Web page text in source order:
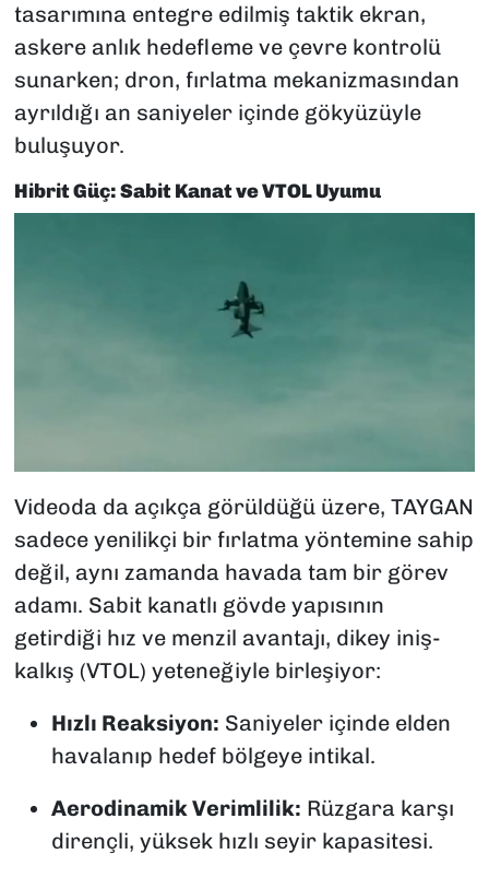
tasarımına entegre edilmiş taktik ekran,
askere anlık hedefleme ve çevre kontrolü
sunarken; dron, fırlatma mekanizmasından
ayrıldığı an saniyeler içinde gökyüzüyle
buluşuyor.
Hibrit Güç: Sabit Kanat ve VTOL Uyumu
Videoda da açıkça görüldüğü üzere, TAYGAN
sadece yenilikçi bir fırlatma yöntemine sahip
değil, aynı zamanda havada tam bir görev
adamı. Sabit kanatlı gövde yapısının
getirdiği hız ve menzil avantajı, dikey iniş-
kalkış (VTOL) yeteneğiyle birleşiyor:
Hızlı Reaksiyon: Saniyeler içinde elden
havalanıp hedef bölgeye intikal.
Aerodinamik Verimlilik: Rüzgara karşı
dirençli, yüksek hızlı seyir kapasitesi.